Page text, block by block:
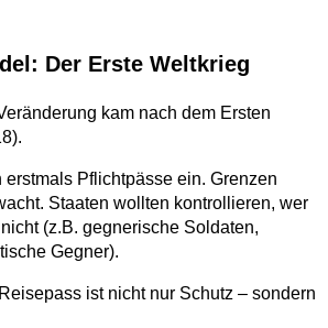
Der Erste Weltkrieg
kam nach dem Ersten
Pflichtpässe ein. Grenzen
Staaten wollten kontrollieren, wer
(z.B. gegnerische Soldaten,
Gegner).
ist nicht nur Schutz – sondern